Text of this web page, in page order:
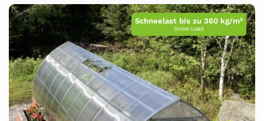
Schneelast bis zu 360 kg/m²
Snow Load